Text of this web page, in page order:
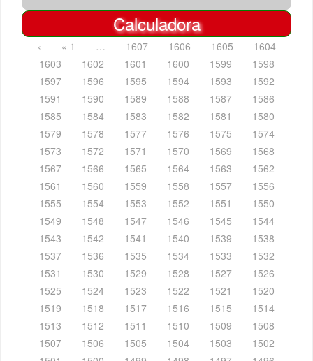
Calculadora
‹ « 1 … 1607 1606 1605
1604
1603
1602 1601 1600 1599
1598
1597
1596 1595 1594 1593
1592
1591
1590 1589 1588 1587
1586
1585
1584 1583 1582 1581
1580
1579
1578 1577 1576 1575
1574
1573
1572 1571 1570 1569
1568
1567
1566 1565 1564 1563
1562
1561
1560 1559 1558 1557
1556
1555
1554 1553 1552 1551
1550
1549
1548 1547 1546 1545
1544
1543
1542 1541 1540 1539
1538
1537
1536 1535 1534 1533
1532
1531
1530 1529 1528 1527
1526
1525
1524 1523 1522 1521
1520
1519
1518 1517 1516 1515
1514
1513
1512 1511 1510 1509
1508
1507
1506 1505 1504 1503
1502